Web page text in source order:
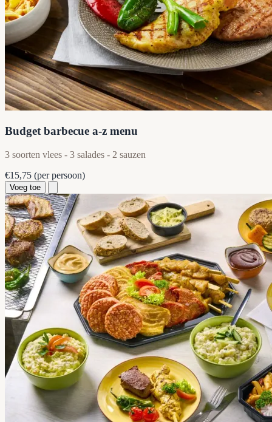
Budget barbecue a-z menu
3 soorten vlees - 3 salades - 2 sauzen
€15,75 (per persoon)
Voeg toe